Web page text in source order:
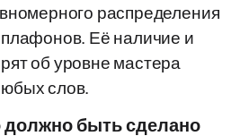
распределения
плафонов. Её наличие и
об уровне мастера
слов.
должно быть сделано